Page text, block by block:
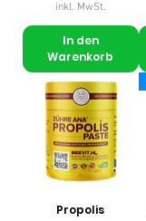
inkl. MwSt.
In den
Warenkorb
Propolis